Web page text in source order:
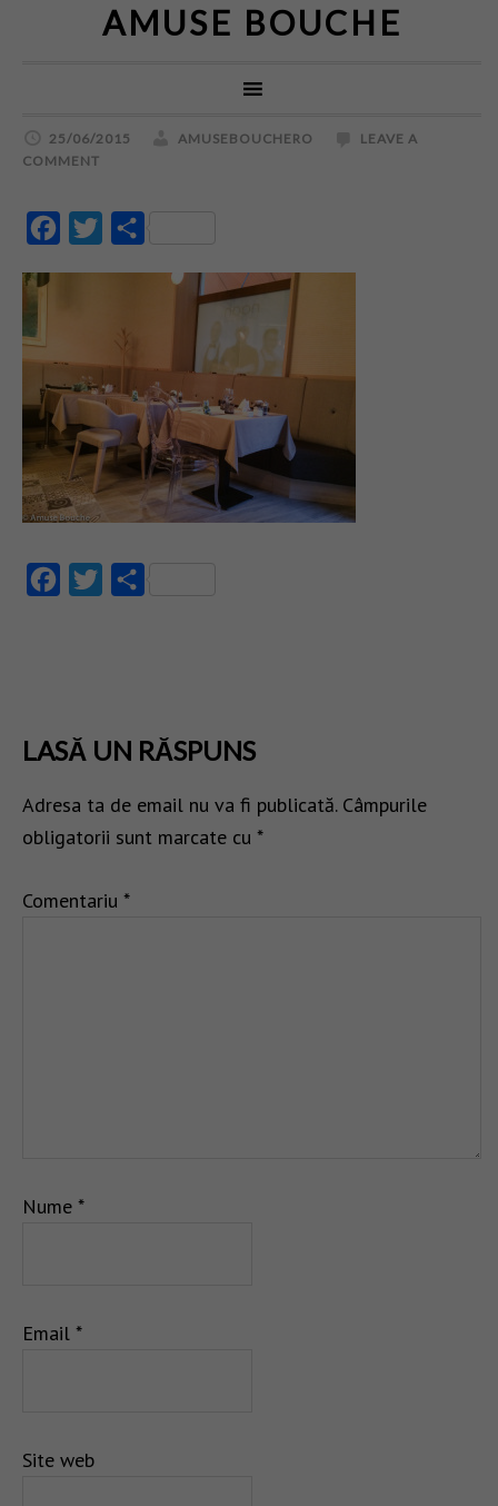
AMUSE BOUCHE
25/06/2015 AMUSEBOUCHERO
LEAVE A
COMMENT
FacebookTwitter
FacebookTwitter
LASĂ UN RĂSPUNS
Adresa ta de email nu va fi publicată. Câmpurile
obligatorii sunt marcate cu *
Comentariu *
Nume *
Email *
Site web